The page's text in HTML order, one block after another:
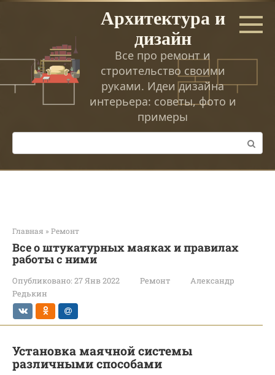
Перейти
Архитектура и
дизайн
Все про ремонт и
строительство своими
руками. Идеи дизайна
интерьера: советы, фото и
примеры
Поиск:
Главная » Ремонт
Все о штукатурных маяках и правилах
работы с ними
Опубликовано: 27 Янв 2022 Ремонт
Александр
Редькин
Установка маячной системы
различными способами